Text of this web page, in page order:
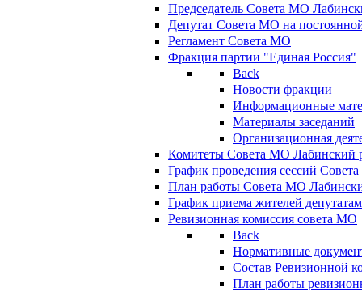
Председатель Совета МО
Депутат Совета МО на
Регламент Совета МО
Фракция партии "Единая Россия"
Back
Новости фракции
Информационные
Материалы заседаний
Организационная
Комитеты Совета МО Лабинский
График проведения сессий
План работы Совета МО
График приема жителей
Ревизионная комиссия совета МО
Back
Нормативные
Состав Ревизионной
План работы